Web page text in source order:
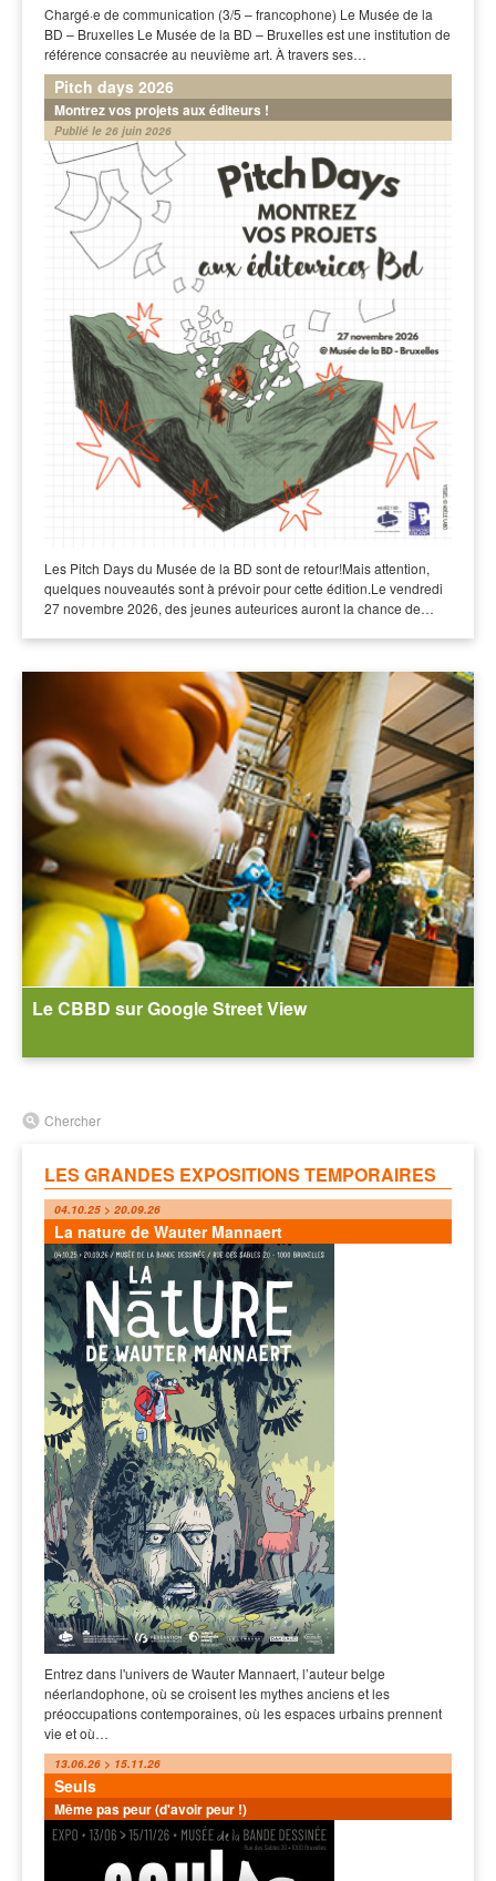
Chargé·e de communication (3/5 – francophone) Le Musée de la
BD – Bruxelles Le Musée de la BD – Bruxelles est une institution de
référence consacrée au neuvième art. À travers ses…
Pitch days 2026
Montrez vos projets aux éditeurs !
Publié le 26 juin 2026
Les Pitch Days du Musée de la BD sont de retour!Mais attention,
quelques nouveautés sont à prévoir pour cette édition.Le vendredi
27 novembre 2026, des jeunes auteurices auront la chance de…
Le CBBD sur Google Street View
Chercher
LES GRANDES EXPOSITIONS TEMPORAIRES
04.10.25 > 20.09.26
La nature de Wauter Mannaert
Entrez dans l'univers de Wauter Mannaert, l’auteur belge
néerlandophone, où se croisent les mythes anciens et les
préoccupations contemporaines, où les espaces urbains prennent
vie et où…
13.06.26 > 15.11.26
Seuls
Même pas peur (d'avoir peur !)